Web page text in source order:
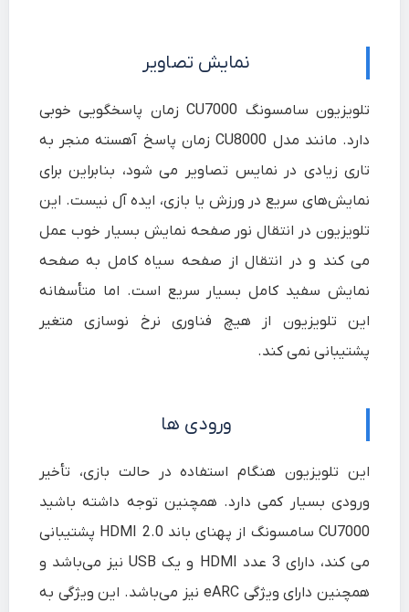
نمایش تصاویر
تلویزیون سامسونگ CU7000 زمان پاسخگویی خوبی
دارد. مانند مدل CU8000 زمان پاسخ آهسته منجر به
تاری زیادی در نمایس تصاویر می شود، بنابراین برای
نمایش‌های سریع در ورزش یا بازی، ایده آل نیست. این
تلویزیون در انتقال نور صفحه نمایش بسیار خوب عمل
می کند و در انتقال از صفحه سیاه کامل به صفحه
نمایش سفید کامل بسیار سریع است. اما متأسفانه
این تلویزیون از هیچ فناوری نرخ نوسازی متغیر
پشتیبانی نمی کند.
ورودی ها
این تلویزیون هنگام استفاده در حالت بازی، تأخیر
ورودی بسیار کمی دارد. همچنین توجه داشته باشید
CU7000 سامسونگ از پهنای باند HDMI 2.0 پشتیبانی
می کند، دارای 3 عدد HDMI و یک USB نیز می‌باشد
و
همچنین دارای ویژگی eARC نیز می‌باشد. این ویژگی به